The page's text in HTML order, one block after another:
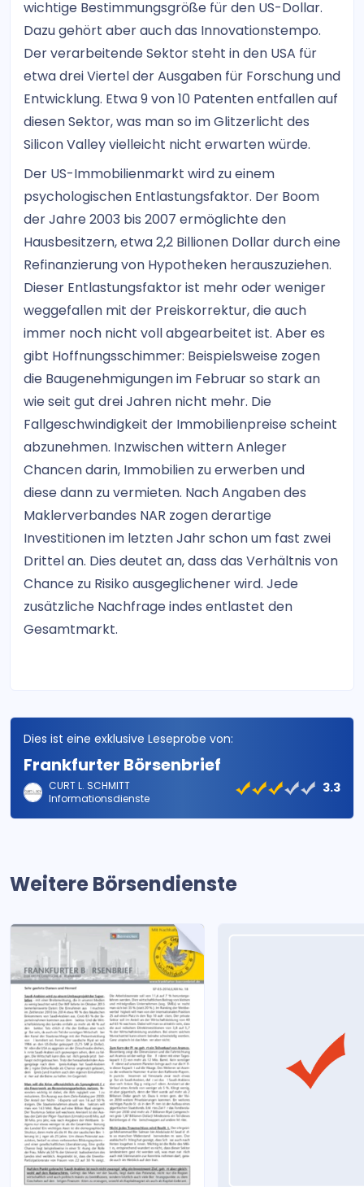
wichtige Bestimmungsgröße für den US-Dollar.
Dazu gehört aber auch das Innovationstempo.
Der verarbeitende Sektor steht in den USA für
etwa drei Viertel der Ausgaben für Forschung und
Entwicklung. Etwa 9 von 10 Patenten entfallen auf
diesen Sektor, was man so im Glitzerlicht des
Silicon Valley vielleicht nicht erwarten würde.
Der US-Immobilienmarkt wird zu einem
psychologischen Entlastungsfaktor. Der Boom
der Jahre 2003 bis 2007 ermöglichte den
Hausbesitzern, etwa 2,2 Billionen Dollar durch eine
Refinanzierung von Hypotheken herauszuziehen.
Dieser Entlastungsfaktor ist mehr oder weniger
weggefallen mit der Preiskorrektur, die auch
immer noch nicht voll abgearbeitet ist. Aber es
gibt Hoffnungsschimmer: Beispielsweise zogen
die Baugenehmigungen im Februar so stark an
wie seit gut drei Jahren nicht mehr. Die
Fallgeschwindigkeit der Immobilienpreise scheint
abzunehmen. Inzwischen wittern Anleger
Chancen darin, Immobilien zu erwerben und
diese dann zu vermieten. Nach Angaben des
Maklerverbandes NAR zogen derartige
Investitionen im letzten Jahr schon um fast zwei
Drittel an. Dies deutet an, dass das Verhältnis von
Chance zu Risiko ausgeglichener wird. Jede
zusätzliche Nachfrage indes entlastet den
Gesamtmarkt.
Dies ist eine exklusive Leseprobe von:
Frankfurter Börsenbrief
CURT L. SCHMITT
Informationsdienste
3.3
Weitere Börsendienste